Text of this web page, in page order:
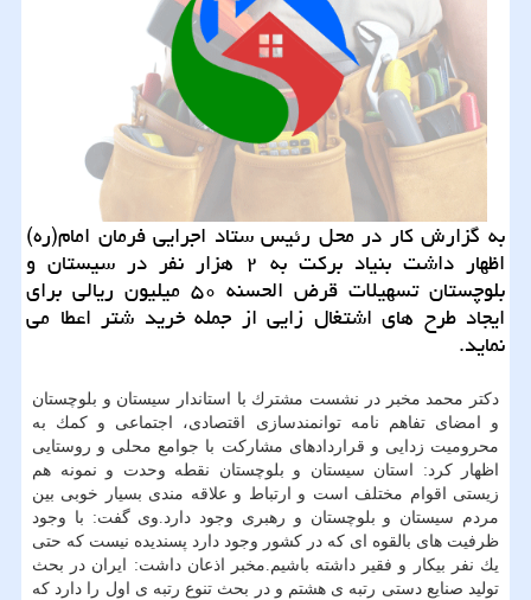
به گزارش كار در محل رئیس ستاد اجرایی فرمان امام(ره)
اظهار داشت بنیاد بركت به ۲ هزار نفر در سیستان و
بلوچستان تسهیلات قرض الحسنه ۵۰ میلیون ریالی برای
ایجاد طرح های اشتغال زایی از جمله خرید شتر اعطا می
نماید.
دكتر محمد مخبر در نشست مشترك با استاندار سیستان و بلوچستان
و امضای تفاهم نامه توانمندسازی اقتصادی، اجتماعی و كمك به
محرومیت زدایی و قراردادهای مشاركت با جوامع محلی و روستایی
اظهار كرد: استان سیستان و بلوچستان نقطه وحدت و نمونه هم
زیستی اقوام مختلف است و ارتباط و علاقه مندی بسیار خوبی بین
مردم سیستان و بلوچستان و رهبری وجود دارد.وی گفت: با وجود
ظرفیت های بالقوه ای كه در كشور وجود دارد پسندیده نیست كه حتی
یك نفر بیكار و فقیر داشته باشیم.مخبر اذعان داشت: ایران در بحث
تولید صنایع دستی رتبه ی هشتم و در بحث تنوع رتبه ی اول را دارد كه